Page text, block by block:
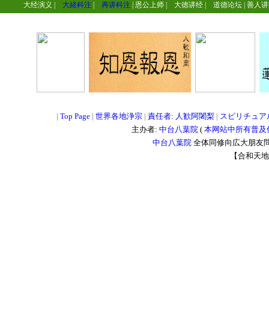
大经演义 大経科注 再讲科注 恩公上师 大德讲经 道德论坛 善人
|Top Page |世界各地浄宗 |責任者: 人歓阿闍梨 | スピリチュア
主办者: 中台八葉院 ( 本网站中所有普
中台八葉院 全体同修向広大朋友
【合和天